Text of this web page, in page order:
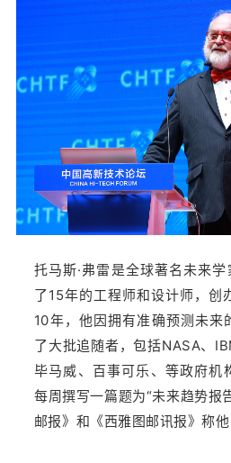
托马斯·弗雷是全球著名未来
了15年的工程师和设计师，创
10年，他因拥有准确预测未来
了大批追随者，包括NASA、
毕马威、百事可乐、等政府机
每周撰写一篇题为“未来趋势报
邮报》和《西雅图邮讯报》称他